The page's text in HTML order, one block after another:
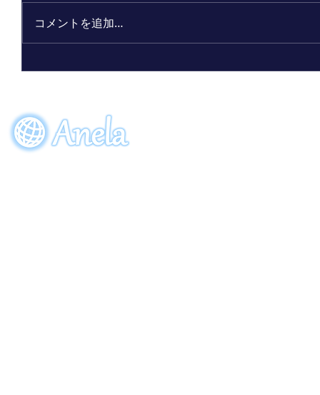
サンクスブルー」7月7日（火）発
売！
コメントを追加…